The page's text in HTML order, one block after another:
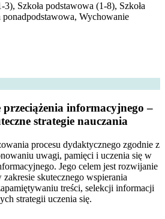
3), Szkoła podstawowa (1-8), Szkoła
ponadpodstawowa, Wychowanie
przeciążenia informacyjnego –
strategie nauczania
procesu dydaktycznego zgodnie z
uwagi, pamięci i uczenia się w
Jego celem jest rozwijanie
skutecznego wspierania
treści, selekcji informacji
strategii uczenia się.